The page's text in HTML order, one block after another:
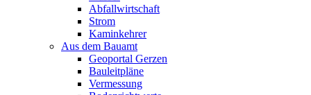
Abfallwirtschaft
Strom
Kaminkehrer
Aus dem Bauamt
Geoportal Gerzen
Bauleitpläne
Vermessung